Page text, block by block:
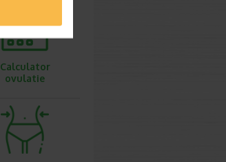
Calculator
ovulatie